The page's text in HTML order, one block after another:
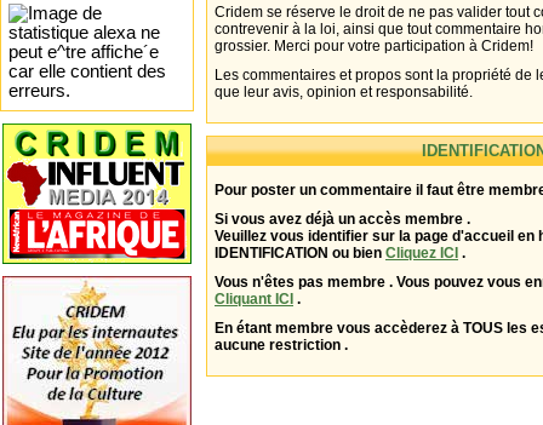
Cridem se réserve le droit de ne pas valider tout
contrevenir à la loi, ainsi que tout commentaire
grossier. Merci pour votre participation à Cridem!
Les commentaires et propos sont la propriété de
que leur avis, opinion et responsabilité.
Pour poster un commentaire il faut être
Si vous avez déjà un accès membre .
Veuillez vous identifier sur la page d'accueil en
IDENTIFICATION ou bien Cliquez ICI .
Vous n'êtes pas membre . Vous pouvez vous
Cliquant ICI .
En étant membre vous accèderez à TOUS les
aucune restriction .